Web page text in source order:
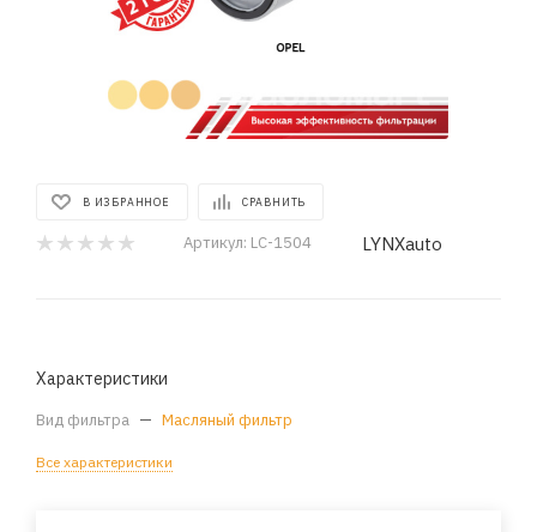
В ИЗБРАННОЕ СРАВНИТЬ
Артикул: LC-1504 LYNXauto
Характеристики
Вид фильтра — Масляный фильтр
Все характеристики